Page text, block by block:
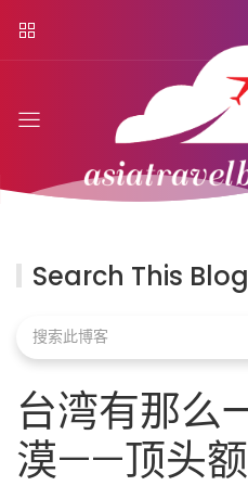
Search This Blog
台湾有那么
漠——顶头